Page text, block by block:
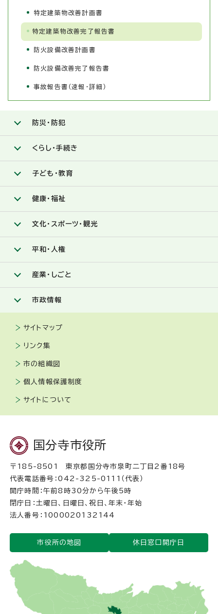
特定建築物改善計画書
特定建築物改善完了報告書
防火設備改善計画書
防火設備改善完了報告書
事故報告書（速報・詳細）
防災・防犯
くらし・手続き
子ども・教育
健康・福祉
文化・スポーツ・観光
平和・人権
産業・しごと
市政情報
サイトマップ
リンク集
市の組織図
個人情報保護制度
サイトについて
国分寺市役所
〒185-8501 東京都国分寺市泉町二丁目2番18号
代表電話番号：042-325-0111（代表）
開庁時間：午前8時30分から午後5時
閉庁日：土曜日、日曜日、祝日、年末・年始
法人番号：1000020132144
市役所の地図 休日窓口開庁日